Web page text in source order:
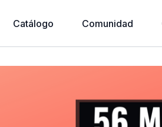
Catálogo Comunidad